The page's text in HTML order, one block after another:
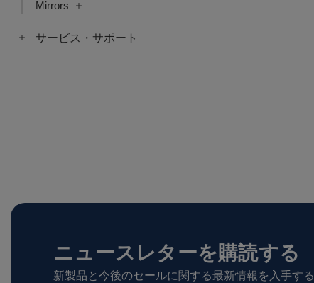
Mirrors
サービス・サポート
ニュースレターを購読する
新製品と今後のセールに関する最新情報を入手する